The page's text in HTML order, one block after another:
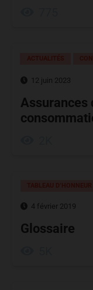
12 juin 2023
Assurances
4 février 2019
Glossaire